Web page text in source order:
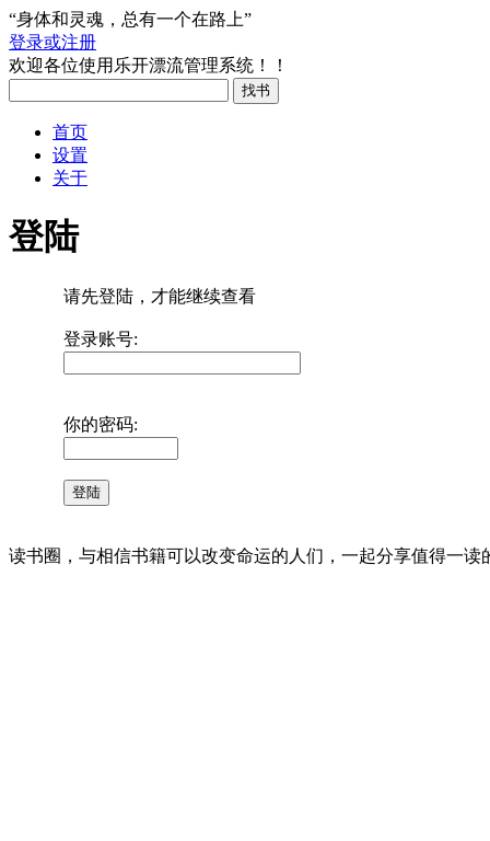
“身体和灵魂，总有一个在路上”
登录或注册
欢迎各位使用乐开漂流管理系统！！
首页
设置
关于
登陆
请先登陆，才能继续查看
登录账号:
你的密码:
读书圈，与相信书籍可以改变命运的人们，一起分享值得一读